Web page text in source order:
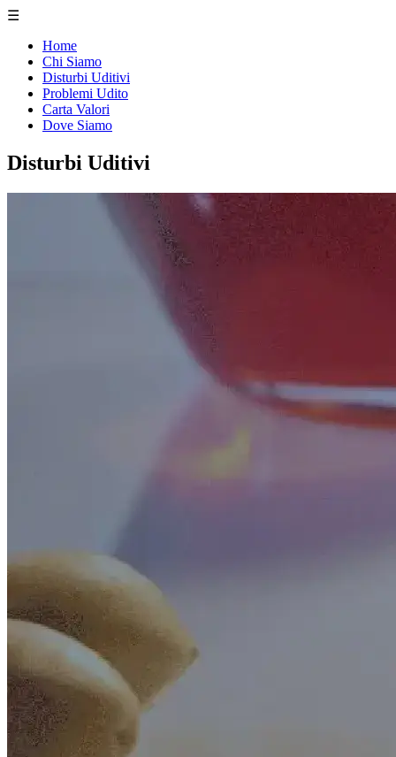
☰
Home
Chi Siamo
Disturbi Uditivi
Problemi Udito
Carta Valori
Dove Siamo
Disturbi Uditivi